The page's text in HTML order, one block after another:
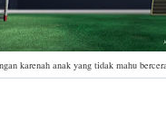
karenah anak yang tidak mahu